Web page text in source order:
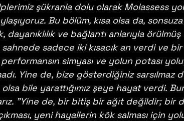
şükranla dolu olarak Molassess
Bu bölüm, kısa olsa da,
dayanıklılık ve bağlantı anlarıyla
sadece iki kısacık an verdi ve
performansın simyası ve yolun potası
Yine de, bize gösterdiğiniz sarsılmaz
olsa bile yarattığımız şeye hayat verdi.
"Yine de, bir bitiş bir ağıt değildir; bir
yeni hayallerin kök salması için